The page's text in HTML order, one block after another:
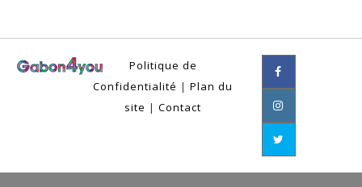
Politique de
Confidentialité | Plan du
site | Contact